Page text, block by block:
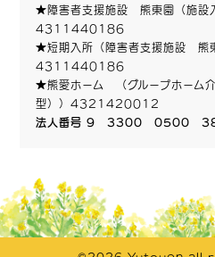
★障害者支援施設 熊東園（施設
4311440186
★短期入所（障害者支援施設 熊
4311440186
★熊愛ホーム （グループホーム
型））4321420012
法人番号 9 3300 0500